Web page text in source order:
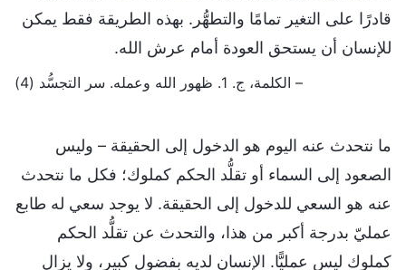
قادرًا على التغير تمامًا والتطهُّر. بهذه الطريقة فقط يمكن
للإنسان أن يستحق العودة أمام عرش الله.
– الكلمة، ج. 1. ظهور الله وعمله. سر التجسُّد (4)
ما نتحدث عنه اليوم هو الدخول إلى الحقيقة – وليس
الصعود إلى السماء أو تقلُّد الحكم كملوك؛ فكل ما نتحدث
عنه هو السعي للدخول إلى الحقيقة. لا يوجد سعي له طابع
عمليّ بدرجة أكبر من هذا، والتحدث عن تقلُّد الحكم
كملوك ليس عمليًّا. الإنسان لديه بفضول كبير، ولا يزال